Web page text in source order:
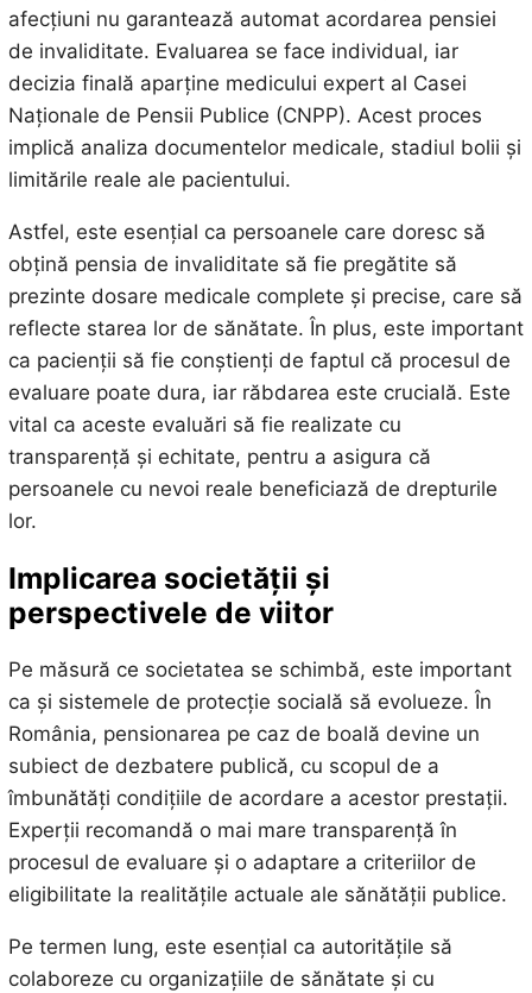
afecțiuni nu garantează automat acordarea pensiei
de invaliditate. Evaluarea se face individual, iar
decizia finală aparține medicului expert al Casei
Naționale de Pensii Publice (CNPP). Acest proces
implică analiza documentelor medicale, stadiul bolii și
limitările reale ale pacientului.
Astfel, este esențial ca persoanele care doresc să
obțină pensia de invaliditate să fie pregătite să
prezinte dosare medicale complete și precise, care să
reflecte starea lor de sănătate. În plus, este important
ca pacienții să fie conștienți de faptul că procesul de
evaluare poate dura, iar răbdarea este crucială. Este
vital ca aceste evaluări să fie realizate cu
transparență și echitate, pentru a asigura că
persoanele cu nevoi reale beneficiază de drepturile
lor.
Implicarea societății și
perspectivele de viitor
Pe măsură ce societatea se schimbă, este important
ca și sistemele de protecție socială să evolueze. În
România, pensionarea pe caz de boală devine un
subiect de dezbatere publică, cu scopul de a
îmbunătăți condițiile de acordare a acestor prestații.
Experții recomandă o mai mare transparență în
procesul de evaluare și o adaptare a criteriilor de
eligibilitate la realitățile actuale ale sănătății publice.
Pe termen lung, este esențial ca autoritățile să
colaboreze cu organizațiile de sănătate și cu